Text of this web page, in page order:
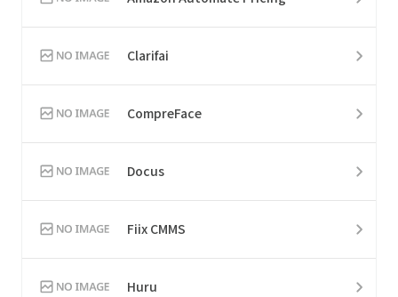
Clarifai
CompreFace
Docus
Fiix CMMS
Huru